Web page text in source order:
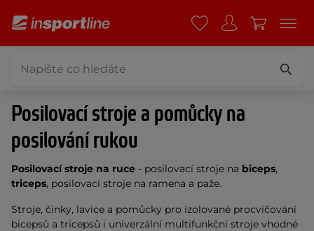
Posilovací stroje a pomůcky na
posilování rukou
Posilovací stroje na ruce - posilovací stroje na biceps,
triceps, posilovací stroje na ramena a paže.
Stroje, činky, lavice a pomůcky pro izolované procvičování
bicepsů a tricepsů i univerzální multifunkční stroje vhodné